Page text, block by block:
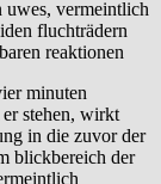
uwes, vermeintlich
fluchträdern
reaktionen
minuten
stehen, wirkt
in die zuvor der
blickbereich der